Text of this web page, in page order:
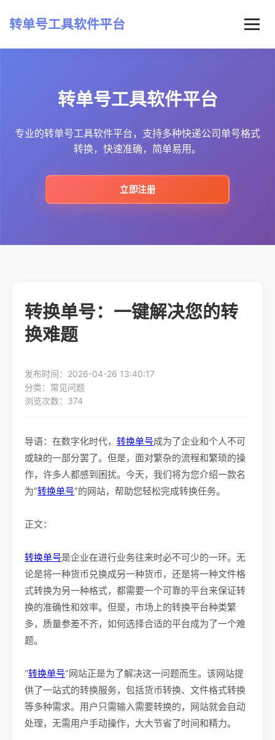
转单号工具软件平台
常见问题
最新资讯
转单号工具软件平台
专业的转单号工具软件平台，支持多种快递公司单号格式
转换，快速准确，简单易用。
立即注册
转换单号：一键解决您的转
换难题
发布时间：2026-04-26 13:40:17
分类：常见问题
浏览次数：374
导语：在数字化时代， 转换单号成为了企业和个人不可
或缺的一部分罢了。但是，面对繁杂的流程和繁琐的操
作，许多人都感到困扰。今天，我们将为您介绍一款名
为“转换单号”的网站，帮助您轻松完成转换任务。
正文：
转换单号是企业在进行业务往来时必不可少的一环。无
论是将一种货币兑换成另一种货币，还是将一种文件格
式转换为另一种格式，都需要一个可靠的平台来保证转
换的准确性和效率。但是，市场上的转换平台种类繁
多，质量参差不齐，如何选择合适的平台成为了一个难
题。
“转换单号”网站正是为了解决这一问题而生。该网站提
供了一站式的转换服务，包括货币转换、文件格式转换
等多种需求。用户只需输入需要转换的，网站就会自动
处理，无需用户手动操作，大大节省了时间和精力。